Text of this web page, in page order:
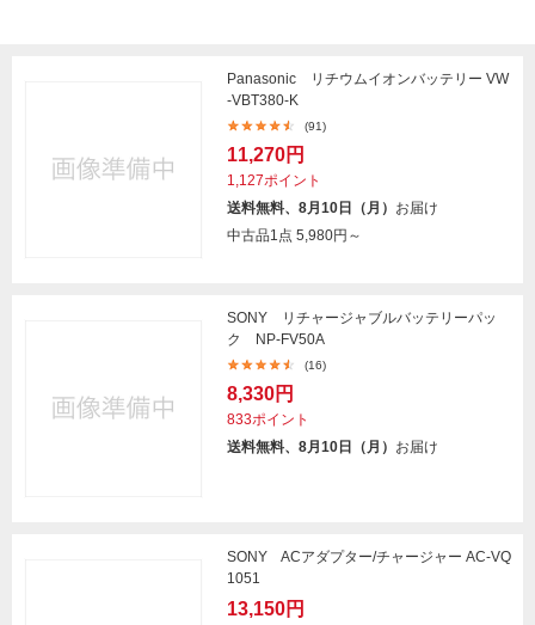
Panasonic リチウムイオンバッテリー VW
-VBT380-K
(91)
11,270円
1,127ポイント
送料無料、8月10日（月） お届け
中古品1点 5,980円～
SONY リチャージャブルバッテリーパッ
ク NP-FV50A
(16)
8,330円
833ポイント
送料無料、8月10日（月） お届け
SONY ACアダプター/チャージャー AC-VQ
1051
13,150円